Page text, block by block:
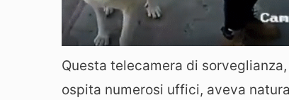
Questa telecamera di
ospita numerosi uffici, aveva